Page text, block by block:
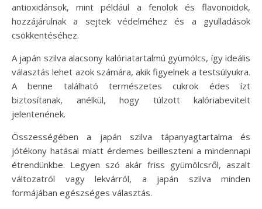
antioxidánsok, mint például a fenolok és flavonoidok,
hozzájárulnak a sejtek védelméhez és a gyulladások
csökkentéséhez.
A japán szilva alacsony kalóriatartalmú gyümölcs, így ideális
választás lehet azok számára, akik figyelnek a testsúlyukra.
A benne található természetes cukrok édes ízt
biztosítanak, anélkül, hogy túlzott kalóriabevitelt
jelentenének.
Összességében a japán szilva tápanyagtartalma és
jótékony hatásai miatt érdemes beilleszteni a mindennapi
étrendünkbe. Legyen szó akár friss gyümölcsről, aszalt
változatról vagy lekvárról, a japán szilva minden
formájában egészséges választás.